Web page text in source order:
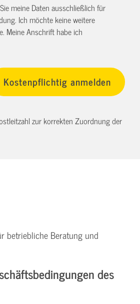
meine Daten ausschließlich für
Ich möchte keine weitere
Meine Anschrift habe ich
zur korrekten Zuordnung der
betriebliche Beratung und
des